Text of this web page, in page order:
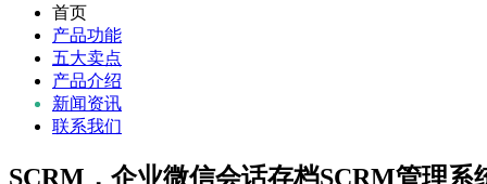
首页
产品功能
五大卖点
产品介绍
新闻资讯
联系我们
SCRM，企业微信会话存档SCRM管理系